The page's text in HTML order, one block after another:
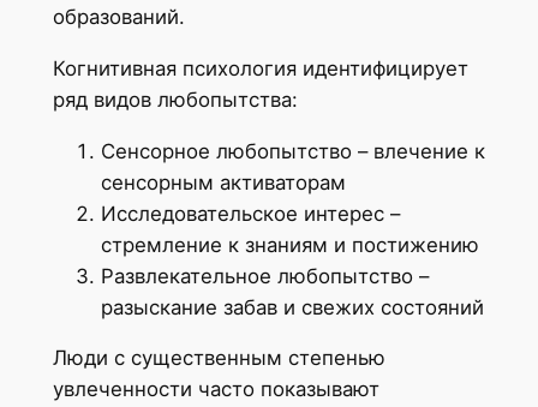
образований.
Когнитивная психология идентифицирует
ряд видов любопытства:
Сенсорное любопытство – влечение к
сенсорным активаторам
Исследовательское интерес –
стремление к знаниям и постижению
Развлекательное любопытство –
разыскание забав и свежих состояний
Люди с существенным степенью
увлеченности часто показывают